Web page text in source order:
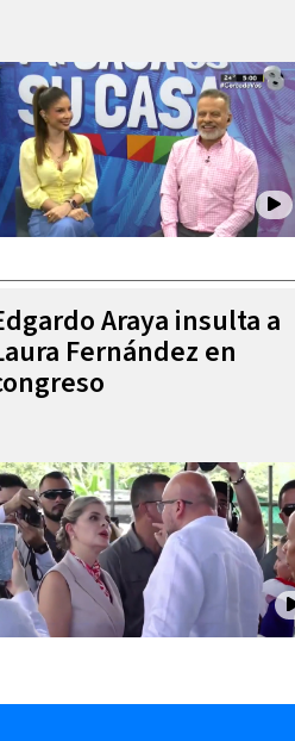
Araya insulta a
Fernández en